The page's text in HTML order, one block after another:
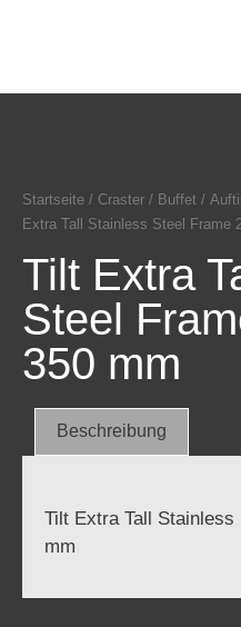
Startseite / Craster / Buffet /
Extra Tall Stainless Steel Frame
Tilt Extra
Steel
350 mm
Beschreibung
Tilt Extra Tall
mm